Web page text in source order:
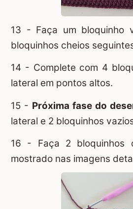
13 - Faça um bloquinho
bloquinhos cheios
14 - Complete com 4
lateral em pontos altos.
15 - Próxima fase do
lateral e 2 bloquinhos
16 - Faça 2 bloquinhos
mostrado nas imagens